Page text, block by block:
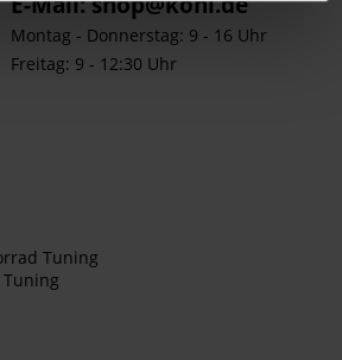
Montag - Donnerstag: 9 - 16 Uhr
Freitag: 9 - 12:30 Uhr
Tuning
Tuning